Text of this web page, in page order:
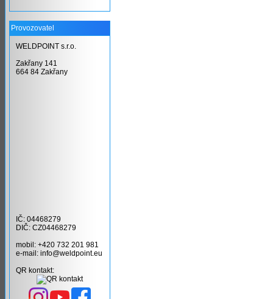
Provozovatel
WELDPOINT s.r.o.
Zakřany 141
664 84 Zakřany
IČ: 04468279
DIČ: CZ04468279
mobil: +420 732 201 981
e-mail: info@weldpoint.eu
QR kontakt: